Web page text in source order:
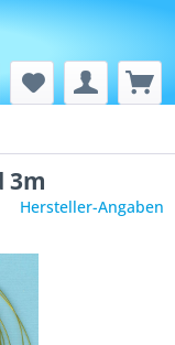
3m
Hersteller-Angaben